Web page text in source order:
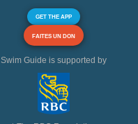
GET THE APP
FAITES UN DON
Swim Guide is supported by